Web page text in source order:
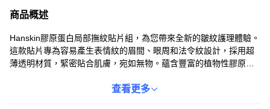
商品概述
Hanskin膠原蛋白局部撫紋貼片組，為您帶來全新的皺紋護理體驗。
這款貼片專為容易產生表情紋的眉間、眼周和法令紋設計，採用超
薄透明材質，緊密貼合肌膚，宛如無物。蘊含豐富的植物性膠原蛋
淡化細紋。使用方法簡單，只需在清潔肌膚後貼上，即可享受長達8
查看更多